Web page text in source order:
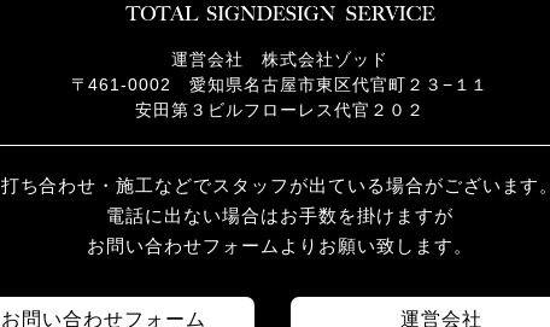
運営会社 株式会社ゾッド
〒461-0002 愛知県名古屋市東区代官町２３−１１
安田第３ビルフローレス代官２０２
打ち合わせ・施工などでスタッフが出ている場合がございます
電話に出ない場合はお手数を掛けますが
お問い合わせフォームよりお願い致します。
お問い合わせフォーム 運営会社